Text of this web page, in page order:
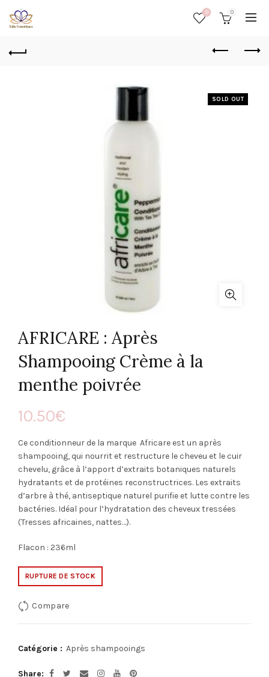
0 0
SOLD OUT
AFRICARE : Après
Shampooing Crème à la
menthe poivrée
10.50€
Ce conditionneur de la marque Africare est un après
shampooing, qui nourrit et restructure le cheveu et le cuir
chevelu, grâce à l’apport d’extraits botaniques naturels
hydratants et de protéines reconstructrices. Les extraits
d’arbre à thé, antiseptique naturel purifie et lutte contre les
bactéries. Idéal pour l’hydratation des cheveux tressées
(Tresses africaines, nattes…).
Flacon : 236ml
RUPTURE DE STOCK
Compare
Catégorie : Après shampooings
Share